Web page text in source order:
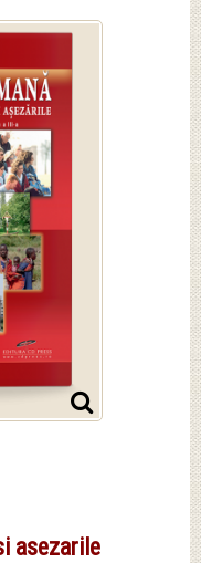
asezarile